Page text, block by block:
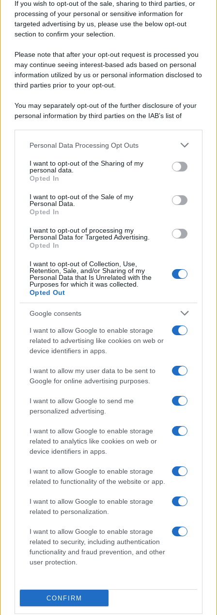
If you wish to opt-out of the sale, sharing to third parties, or
processing of your personal or sensitive information for
targeted advertising by us, please use the below opt-out
section to confirm your selection.
Please note that after your opt-out request is processed you
may continue seeing interest-based ads based on personal
information utilized by us or personal information disclosed to
third parties prior to your opt-out.
You may separately opt-out of the further disclosure of your
personal information by third parties on the IAB’s list of
This information may also be disclosed by us to third parties
disclose it to other third parties.
Please note that this website/app uses one or more Google
services and may gather and store information including but
not limited to your visit or usage behaviour. You may click to
grant or deny consent to Google and its third-party tags to
consent section.
Personal Data Processing Opt Outs
I want to opt-out of the Sharing of my
personal data.
Opted In
I want to opt-out of the Sale of my
Personal Data.
Opted In
I want to opt-out of processing my
Personal Data for Targeted Advertising.
Opted In
I want to opt-out of Collection, Use,
Retention, Sale, and/or Sharing of my
Personal Data that Is Unrelated with the
Purposes for which it was collected.
Opted Out
Google consents
I want to allow Google to enable storage
related to advertising like cookies on web or
device identifiers in apps.
I want to allow my user data to be sent to
Google for online advertising purposes.
I want to allow Google to send me
personalized advertising.
I want to allow Google to enable storage
related to analytics like cookies on web or
device identifiers in apps.
I want to allow Google to enable storage
related to functionality of the website or app.
I want to allow Google to enable storage
related to personalization.
I want to allow Google to enable storage
related to security, including authentication
functionality and fraud prevention, and other
user protection.
CONFIRM
Addio a Giuseppe Marchioro: allenò l'Avellino in
Serie A nel 1982
CHI SIAMO CONTATTI PUBBLICITÀ LAVORA CON NOI
OTTO CHANNEL
Iscritto al Registro degli Operatori di Comunicazione n. 37512
© Riproduzione Riservata – Ne è consentita esclusivamente una
riproduzione parziale con citazione della fonte corretta